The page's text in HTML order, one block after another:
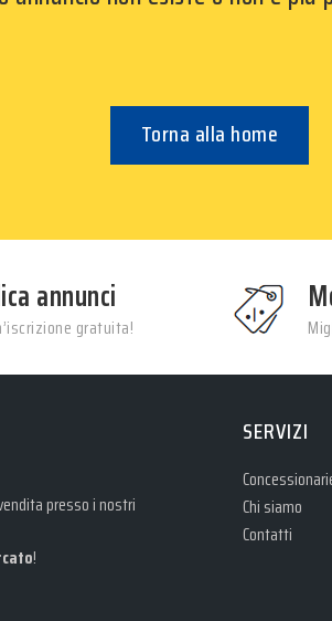
Torna alla home
annunci
gratuita!
presso i nostri
!
SERVIZI
Chi siamo
Contatti